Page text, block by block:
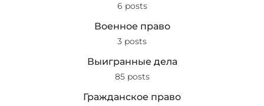
6 posts
Военное право
3 posts
Выигранные дела
85 posts
Гражданское право